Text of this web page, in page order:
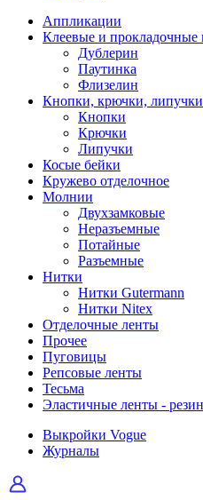
Аппликации
Клеевые и прокладочные
Дублерин
Паутинка
Флизелин
Кнопки, крючки, липучки
Кнопки
Крючки
Липучки
Косые бейки
Кружево отделочное
Молнии
Двухзамковые
Неразъемные
Потайные
Разъемные
Нитки
Нитки Gutermann
Нитки Nitex
Отделочные ленты
Прочее
Пуговицы
Репсовые ленты
Тесьма
Эластичные ленты -
Выкройки Vogue
Журналы